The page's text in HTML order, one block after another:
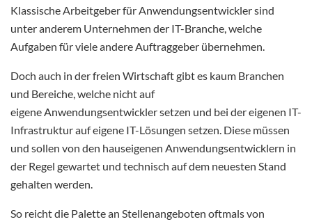
Klassische Arbeitgeber für Anwendungsentwickler sind
unter anderem Unternehmen der IT-Branche, welche
Aufgaben für viele andere Auftraggeber übernehmen.
Doch auch in der freien Wirtschaft gibt es kaum Branchen
und Bereiche, welche nicht auf
eigene Anwendungsentwickler setzen und bei der eigenen IT-
Infrastruktur auf eigene IT-Lösungen setzen. Diese müssen
und sollen von den hauseigenen Anwendungsentwicklern in
der Regel gewartet und technisch auf dem neuesten Stand
gehalten werden.
So reicht die Palette an Stellenangeboten oftmals von